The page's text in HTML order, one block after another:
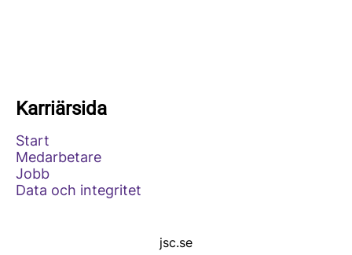
Karriärsida
Start
Medarbetare
Jobb
Data och integritet
jsc.se